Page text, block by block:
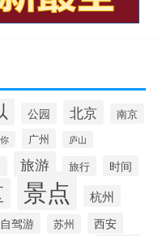
公园 北京
南京
广州 庐山
旅游 旅行 时间
景点 杭州
自驾游 苏州 西安